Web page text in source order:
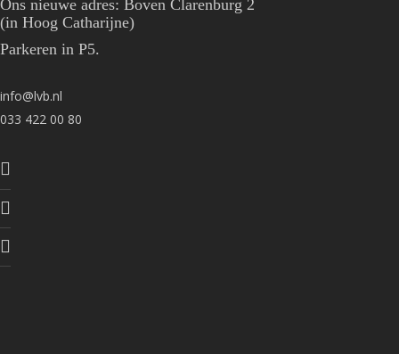
Ons nieuwe adres: Boven Clarenburg 2
(in Hoog Catharijne)
Parkeren in P5.
info@lvb.nl
033 422 00 80
The Work
The Teams
Careers
Contact
LVB en cookies: